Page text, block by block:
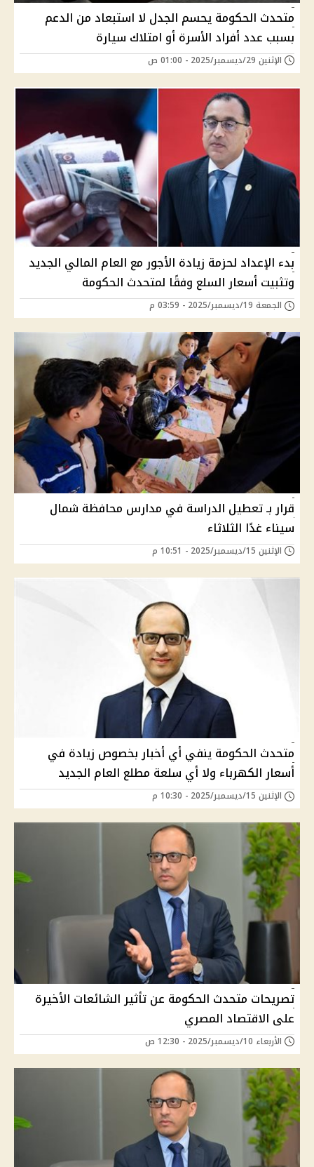
متحدث الحكومة يحسم الجدل لا استبعاد من الدعم
بسبب عدد أفراد الأسرة أو امتلاك سيارة
الإثنين 29/ديسمبر/2025 - 01:00 ص
بدء الإعداد لحزمة زيادة الأجور مع العام المالي الجديد
وتثبيت أسعار السلع وفقًا لمتحدث الحكومة
الجمعة 19/ديسمبر/2025 - 03:59 م
قرار بـ تعطيل الدراسة في مدارس محافظة شمال
سيناء غدًا الثلاثاء
الإثنين 15/ديسمبر/2025 - 10:51 م
متحدث الحكومة ينفي أي أخبار بخصوص زيادة في
أسعار الكهرباء ولا أي سلعة مطلع العام الجديد
الإثنين 15/ديسمبر/2025 - 10:30 م
تصريحات متحدث الحكومة عن تأثير الشائعات الأخيرة
على الاقتصاد المصري
الأربعاء 10/ديسمبر/2025 - 12:30 ص